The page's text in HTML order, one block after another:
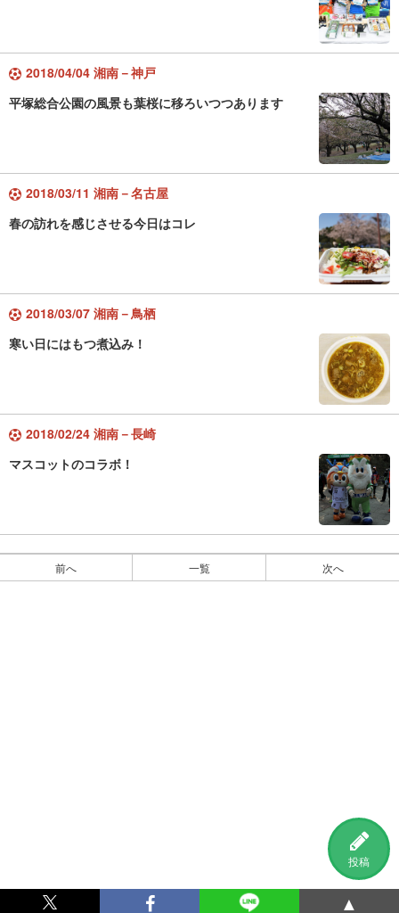
投稿
2018/04/04 湘南－神戸
平塚総合公園の風景も葉桜に移ろいつつあります
2018/03/11 湘南－名古屋
春の訪れを感じさせる今日はコレ
2018/03/07 湘南－鳥栖
寒い日にはもつ煮込み！
2018/02/24 湘南－長崎
マスコットのコラボ！
前へ 一覧 次へ
▲